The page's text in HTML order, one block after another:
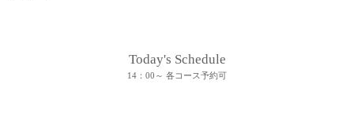
Today's Schedule
14：00～ 各コース予約可